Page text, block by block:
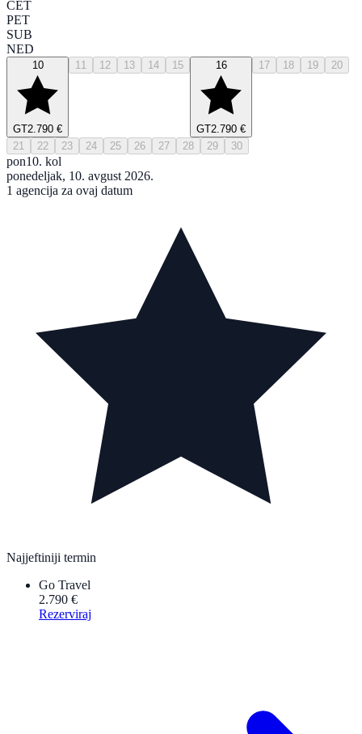
ČET
PET
SUB
NED
10
GT2.790 €
11 12 13 14 15 16
GT2.790 €
17 18 19 20
21 22 23 24 25 26 27 28 29 30
pon10. kol
ponedeljak, 10. avgust 2026.
1 agencija za ovaj datum
Najjeftiniji termin
Go Travel
2.790 €
Rezerviraj